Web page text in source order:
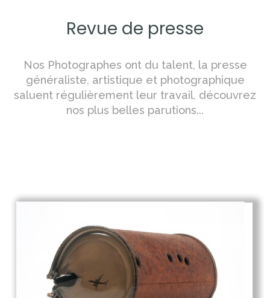
Revue de presse
Nos Photographes ont du talent, la presse
généraliste, artistique et photographique
saluent régulièrement leur travail, découvrez
nos plus belles parutions...